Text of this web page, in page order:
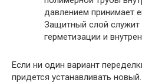
давлением принимает
Защитный слой служит
герметизации и
Если ни один вариант
придется устанавливать